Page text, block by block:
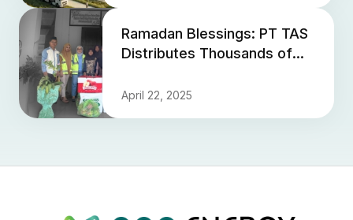
Ramadan Blessings: PT TAS
Distributes Thousands of
Foster Villages
April 22, 2025